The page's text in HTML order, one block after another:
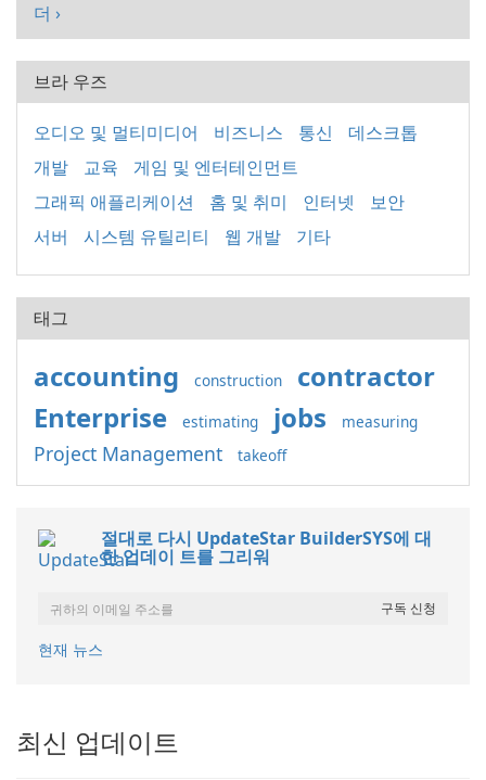
더 ›
브라 우즈
오디오 및 멀티미디어 비즈니스 통신
데스크톱
개발
교육
게임 및 엔터테인먼트
그래픽 애플리케이션
홈 및 취미 인터넷
보안
서버
시스템 유틸리티 웹 개발 기타
태그
accounting construction
contractor
Enterprise
estimating jobs measuring
Project Management takeoff
절대로 다시 UpdateStar BuilderSYS에 대
한 업데이 트를 그리워
현재 뉴스
최신 업데이트